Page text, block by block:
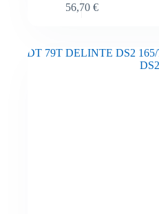
56,70 €